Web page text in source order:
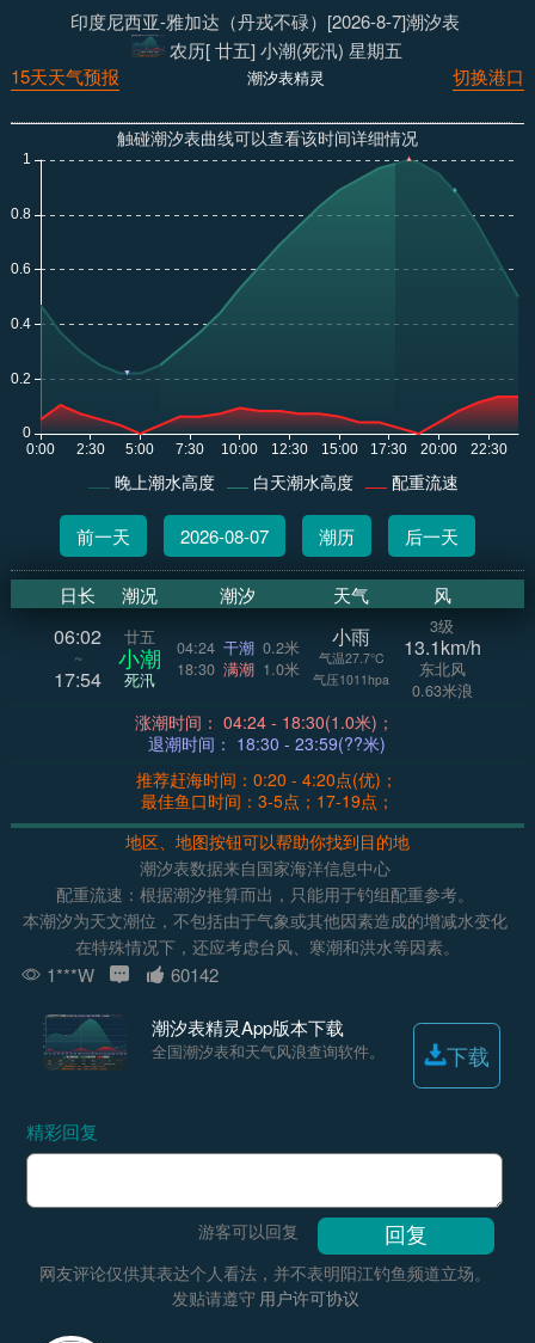
印度尼西亚-雅加达（丹戎不碌）[2026-8-7]潮汐表
农历[ 廿五] 小潮(死汛) 星期五
切换港口
潮汐表精灵
15天天气预报
触碰潮汐表曲线可以查看该时间详细情况
晚上潮水高度 白天潮水高度 配重流速
前一天 2026-08-07 潮历 后一天
日长 潮况 潮汐 天气 风
06:02
~
17:54
廿五
小潮
死汛
04:24 干潮 0.2米
18:30 满潮 1.0米
小雨
气温27.7°C
气压1011hpa
3级
13.1km/h
东北风
0.63米浪
涨潮时间： 04:24 - 18:30(1.0米)；
退潮时间： 18:30 - 23:59(??米)
推荐赶海时间：0:20 - 4:20点(优)；
最佳鱼口时间：3-5点；17-19点；
地区、地图按钮可以帮助你找到目的地
潮汐表数据来自国家海洋信息中心
配重流速：根据潮汐推算而出，只能用于钓组配重参考。
本潮汐为天文潮位，不包括由于气象或其他因素造成的增减水变化
在特殊情况下，还应考虑台风、寒潮和洪水等因素。
1***W 60142
潮汐表精灵App版本下载
全国潮汐表和天气风浪查询软件。 下载
精彩回复
游客可以回复
网友评论仅供其表达个人看法，并不表明阳江钓鱼频道立场。
发贴请遵守 用户许可协议